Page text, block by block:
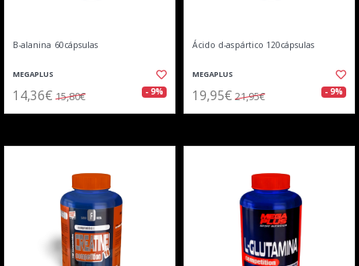
B-alanina 60cápsulas
MEGAPLUS
14,36€ 15,80€ - 9%
Ácido d-aspártico 120cápsulas
MEGAPLUS
19,95€ 21,95€ - 9%